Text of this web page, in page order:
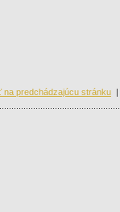
na predchádzajúcu stránku |